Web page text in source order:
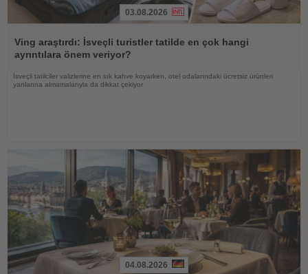
Oku
03.08.2026
Ving araştırdı: İsveçli turistler tatilde en çok hangi
ayrıntılara önem veriyor?
İsveçli tatilciler valizlerine en sık kahve koyarken, otel odalarındaki ücretsiz ürünleri
yanlarına almamalarıyla da dikkat çekiyor
04.08.2026